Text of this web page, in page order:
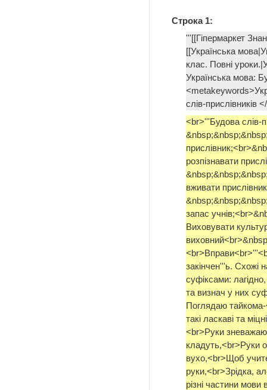
Строка 1:
'''[[Гіпермаркет
[[Українська
клас. Повні
Українська мова:
слів-
<br>'''Будова слів-
розпізнавати
вживати
запас
Виховувати
закінчен'''ь. Схожі
суфіксами:
та визнач у них
Поглядаю
такі ласкаві та
<br>Руки
кладуть,<br>Руки
вухо,<br>Щоб
руки,<br>Зрідка,
різні частини